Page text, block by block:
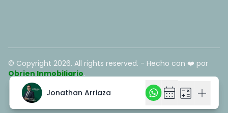
Jonathan Arriaza calendar_month calculate add
Jonathan Arriaza calendar_month calculate add
© Copyright 2026. All rights reserved. - Hecho con ❤️ por
Obrien Inmobiliario.